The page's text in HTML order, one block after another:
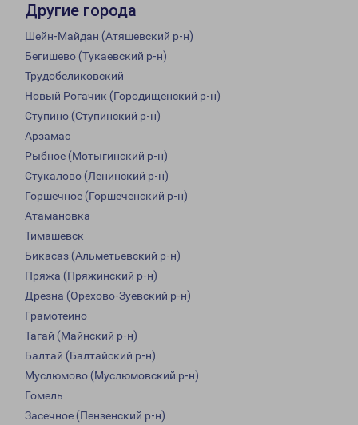
Другие города
Шейн-Майдан (Атяшевский р-н)
Бегишево (Тукаевский р-н)
Трудобеликовский
Новый Рогачик (Городищенский р-н)
Ступино (Ступинский р-н)
Арзамас
Рыбное (Мотыгинский р-н)
Стукалово (Ленинский р-н)
Горшечное (Горшеченский р-н)
Атамановка
Тимашевск
Бикасаз (Альметьевский р-н)
Пряжа (Пряжинский р-н)
Дрезна (Орехово-Зуевский р-н)
Грамотеино
Тагай (Майнский р-н)
Балтай (Балтайский р-н)
Муслюмово (Муслюмовский р-н)
Гомель
Засечное (Пензенский р-н)